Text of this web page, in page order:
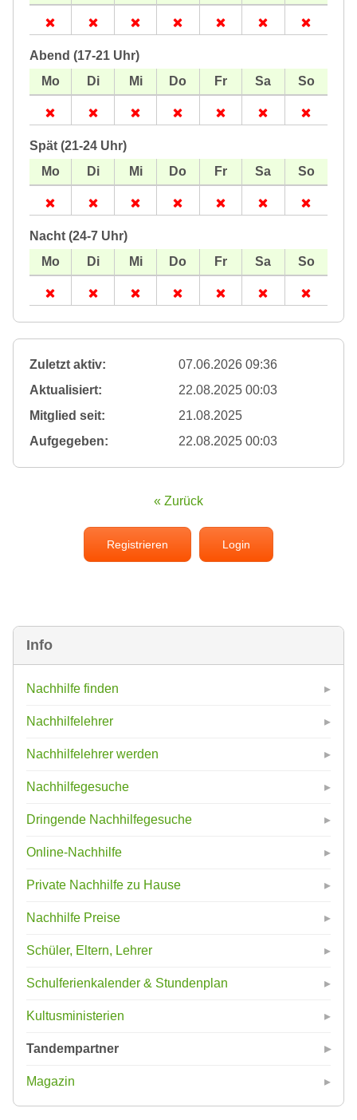
Info
Nachhilfe finden
Nachhilfelehrer
Nachhilfelehrer werden
Nachhilfegesuche
Dringende Nachhilfegesuche
Online-Nachhilfe
Private Nachhilfe zu Hause
Nachhilfe Preise
Schüler, Eltern, Lehrer
Schulferienkalender & Stundenplan
Kultusministerien
Tandempartner
Magazin
Abend (17-21 Uhr)
Spät (21-24 Uhr)
Nacht (24-7 Uhr)
Zuletzt aktiv:
07.06.2026 09:36
Aktualisiert:
22.08.2025 00:03
Mitglied seit:
21.08.2025
Aufgegeben:
22.08.2025 00:03
« Zurück
Registrieren Login